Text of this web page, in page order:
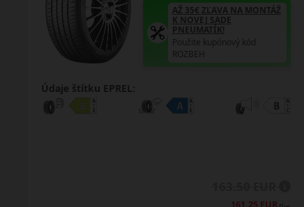
AŽ 35€ ZĽAVA NA MONTÁŽ
K NOVEJ SADE
PNEUMATÍK!
Použite kupónový kód
ROZBEH
Údaje štítku EPREL:
161.25 EUR